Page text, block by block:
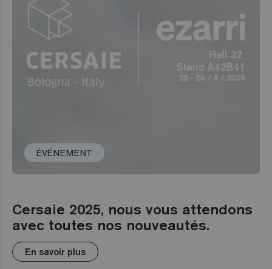
ÉVÉNEMENT
Cersaie 2025, nous vous attendons
avec toutes nos nouveautés.
En savoir plus